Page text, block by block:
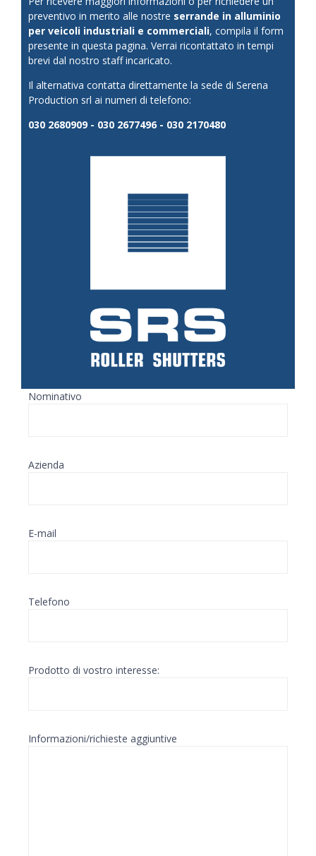
preventivo in merito alle nostre serrande in alluminio
per veicoli industriali e commerciali, compila il form
presente in questa pagina. Verrai ricontattato in tempi
brevi dal nostro staff incaricato.
Il alternativa contatta direttamente la sede di Serena
Production srl ai numeri di telefono:
030 2680909 - 030 2677496 - 030 2170480
Nominativo
Azienda
E-mail
Telefono
Prodotto di vostro interesse:
Informazioni/richieste aggiuntive